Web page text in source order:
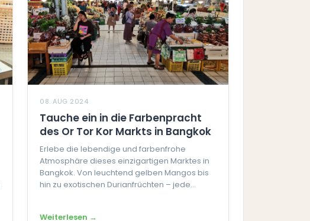
08. AUG 2024
Tauche ein in die Farbenpracht
des Or Tor Kor Markts in Bangkok
Erlebe die lebendige und farbenfrohe
Atmosphäre dieses einzigartigen Marktes in
Bangkok. Von leuchtend gelben Mangos bis
hin zu exotischen Durianfrüchten – jede...
Weiterlesen →